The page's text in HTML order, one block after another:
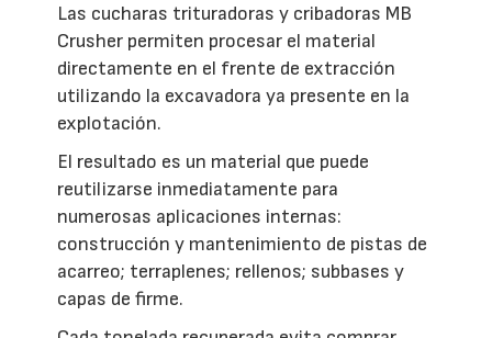
Las cucharas trituradoras y cribadoras MB
Crusher permiten procesar el material
directamente en el frente de extracción
utilizando la excavadora ya presente en la
explotación.
El resultado es un material que puede
reutilizarse inmediatamente para
numerosas aplicaciones internas:
construcción y mantenimiento de pistas de
acarreo; terraplenes; rellenos; subbases y
capas de firme.